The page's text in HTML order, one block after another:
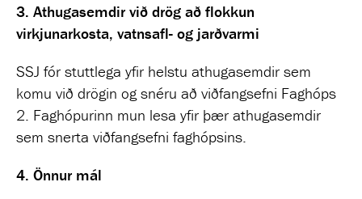
3. Athugasemdir við drög að flokkun
virkjunarkosta, vatnsafl- og jarðvarmi
SSJ fór stuttlega yfir helstu athugasemdir sem
komu við drögin og snéru að viðfangsefni Faghóps
2. Faghópurinn mun lesa yfir þær athugasemdir
sem snerta viðfangsefni faghópsins.
4. Önnur mál